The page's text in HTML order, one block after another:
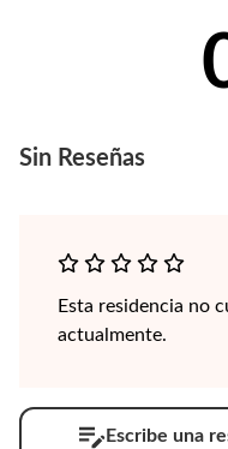
Sin Reseñas
Esta residencia no
actualmente.
Escribe una